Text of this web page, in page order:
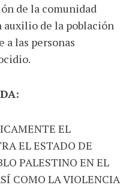
de la comunidad
auxilio de la población
a las personas
EL
EL ESTADO DE
PALESTINO EN EL
COMO LA VIOLENCIA